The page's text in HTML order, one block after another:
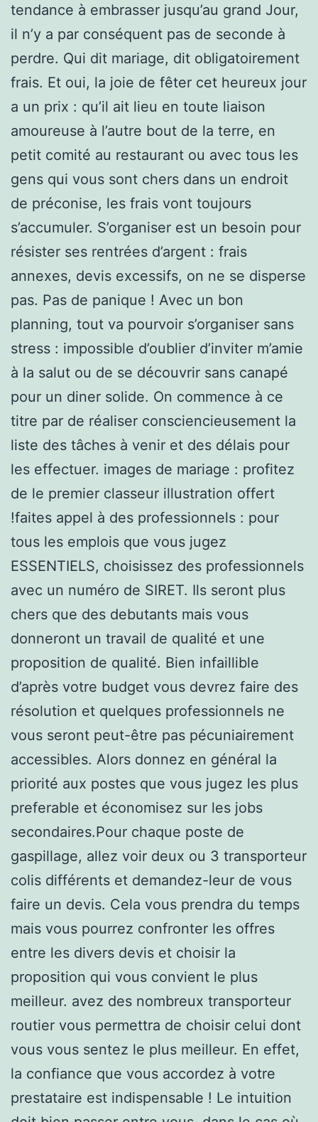
tendance à embrasser jusqu’au grand Jour,
il n’y a par conséquent pas de seconde à
perdre. Qui dit mariage, dit obligatoirement
frais. Et oui, la joie de fêter cet heureux jour
a un prix : qu’il ait lieu en toute liaison
amoureuse à l’autre bout de la terre, en
petit comité au restaurant ou avec tous les
gens qui vous sont chers dans un endroit
de préconise, les frais vont toujours
s’accumuler. S’organiser est un besoin pour
résister ses rentrées d’argent : frais
annexes, devis excessifs, on ne se disperse
pas. Pas de panique ! Avec un bon
planning, tout va pourvoir s’organiser sans
stress : impossible d’oublier d’inviter m’amie
à la salut ou de se découvrir sans canapé
pour un diner solide. On commence à ce
titre par de réaliser consciencieusement la
liste des tâches à venir et des délais pour
les effectuer. images de mariage : profitez
de le premier classeur illustration offert
!faites appel à des professionnels : pour
tous les emplois que vous jugez
ESSENTIELS, choisissez des professionnels
avec un numéro de SIRET. Ils seront plus
chers que des debutants mais vous
donneront un travail de qualité et une
proposition de qualité. Bien infaillible
d’après votre budget vous devrez faire des
résolution et quelques professionnels ne
vous seront peut-être pas pécuniairement
accessibles. Alors donnez en général la
priorité aux postes que vous jugez les plus
preferable et économisez sur les jobs
secondaires.Pour chaque poste de
gaspillage, allez voir deux ou 3 transporteur
colis différents et demandez-leur de vous
faire un devis. Cela vous prendra du temps
mais vous pourrez confronter les offres
entre les divers devis et choisir la
proposition qui vous convient le plus
meilleur. avez des nombreux transporteur
routier vous permettra de choisir celui dont
vous vous sentez le plus meilleur. En effet,
la confiance que vous accordez à votre
prestataire est indispensable ! Le intuition